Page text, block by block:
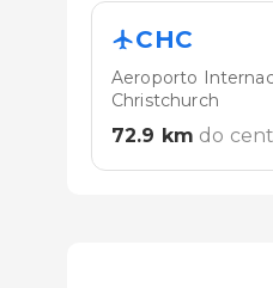
CHC
Aeroporto
Christchurch
72.9 km do